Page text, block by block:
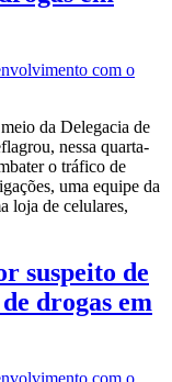
da Delegacia de
nessa quarta-
o tráfico de
uma equipe da
loja de celulares,
suspeito de
drogas em